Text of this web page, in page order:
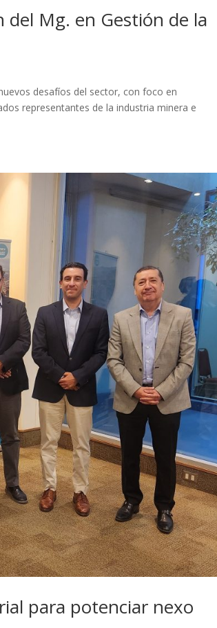
Mg. en Gestión de la
desafíos del sector, con foco en
representantes de la industria minera e
para potenciar nexo